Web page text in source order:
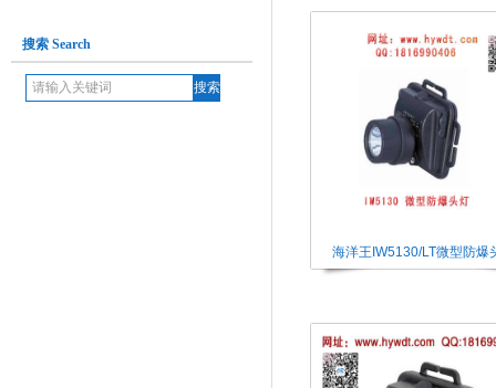
搜索 Search
海洋王IW5130/LT微型防爆